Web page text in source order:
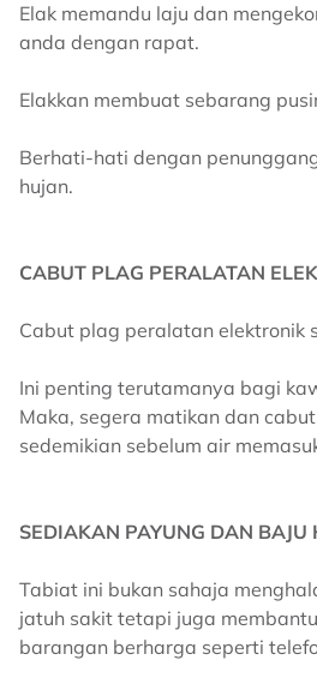
Elak memandu laju dan
anda dengan rapat.
Elakkan membuat sebarang
Berhati-hati dengan
hujan.
CABUT PLAG PERALATAN
Cabut plag peralatan elektronik
Ini penting terutamanya bagi
Maka, segera matikan dan
sedemikian sebelum air
SEDIAKAN PAYUNG DAN BAJU
Tabiat ini bukan sahaja
jatuh sakit tetapi juga
barangan berharga seperti